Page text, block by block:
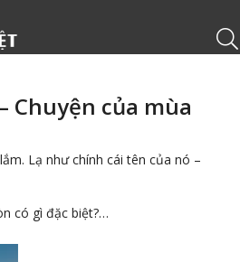
Chuyện của mùa
Lạ như chính cái tên của nó –
có gì đặc biệt?…